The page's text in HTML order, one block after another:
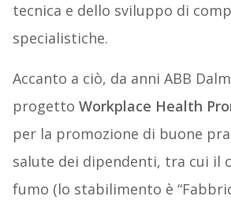
tecnica e dello sviluppo di
specialistiche.
Accanto a ciò, da anni ABB
progetto Workplace Health
per la promozione di buone
salute dei dipendenti, tra cui il
fumo (lo stabilimento è